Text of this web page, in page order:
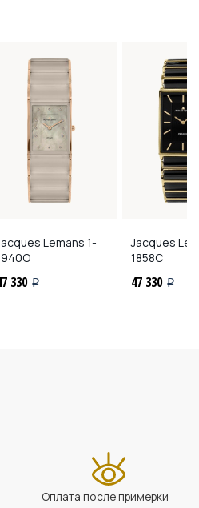
Lemans 1-
330 i
Jacques
1858C
47 330 i
Оплата после примерки